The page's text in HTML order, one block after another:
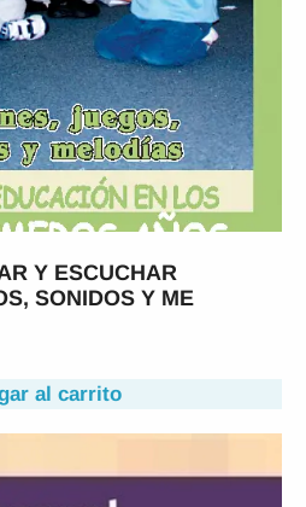
Y ESCUCHAR
SONIDOS Y ME
al carrito